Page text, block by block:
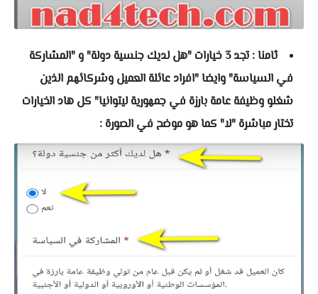
ثامنا : تجد 3 خيارات "هل لديك جنسية دولة" و "المشاركة
في السياسة" وايضا "افراد عائلة العميل وشركائهم الذين
شغلو وظيفة عامة بارزة في جمهورية ليتوانيا" كل هاد الخيارات
تختار مباشرة "لا" كما هو موضح في الصورة :